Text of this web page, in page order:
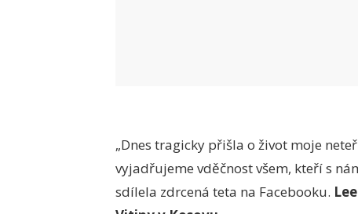
„Dnes tragicky přišla o život moje
vyjadřujeme vděčnost všem, kteří s
sdílela zdrcená teta na Facebooku.